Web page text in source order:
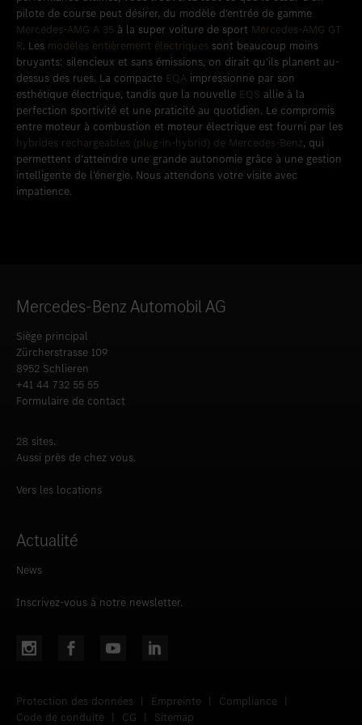
pilote de course peut désirer, du modèle d’entrée de gamme
Mercedes-AMG A 35 à la super voiture de sport Mercedes-AMG GT
R. Les modèles entièrement électriques sont beaucoup moins
bruyants: silencieux et sans émissions, on dirait qu’ils planent au-
dessus des rues. La compacte EQA impressionne par son
esthétique électrique, tandis que la nouvelle EQS allie à la
perfection sportivité et une praticité au quotidien. Le compromis
entre moteur à combustion et moteur électrique est fourni par les
hybrides rechargeables (plug-in-hybrid) de Mercedes-Benz, qui
permettent d’atteindre une grande autonomie grâce à une gestion
intelligente de l’énergie. Nous attendons votre visite avec
impatience.
Mercedes-Benz Automobil AG
Siège principal
Zürcherstrasse 109
8952 Schlieren
+41 44 732 55 55
Formulaire de contact
28 sites.
Aussi près de chez vous.
Vers les locations
Actualité
News
Inscrivez-vous à notre newsletter.
Protection des données | Empreinte | Compliance |
Code de conduite | CG | Sitemap